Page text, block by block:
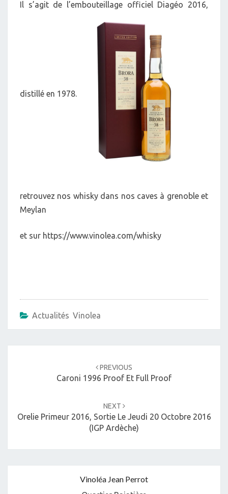
Il s’agit de l’embouteillage officiel Diagéo 2016,
distillé en 1978.
retrouvez nos whisky dans nos caves à grenoble et
Meylan
et sur https://www.vinolea.com/whisky
Actualités Vinolea
PREVIOUS
Caroni 1996 Proof Et Full Proof
NEXT
Orelie Primeur 2016, Sortie Le Jeudi 20 Octobre 2016
(IGP Ardèche)
Vinoléa Jean Perrot